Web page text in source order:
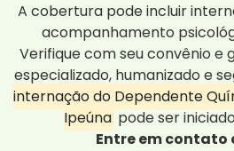
A cobertura pode incluir
acompanhamento
Verifique com seu convênio
especializado, humanizado e
internação do Dependente
Ipeúna pode ser
Entre em contato